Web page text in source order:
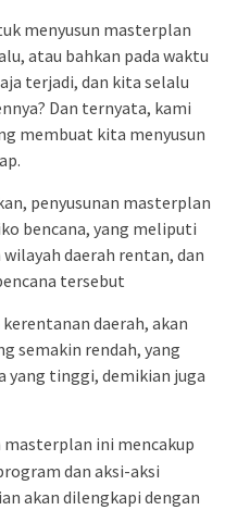
menyusun masterplan
atau bahkan pada waktu
terjadi, dan kita selalu
Dan ternyata, kami
membuat kita menyusun
penyusunan masterplan
bencana, yang meliputi
daerah rentan, dan
tersebut
daerah, akan
semakin rendah, yang
yang tinggi, demikian juga
masterplan ini mencakup
dan aksi-aksi
akan dilengkapi dengan